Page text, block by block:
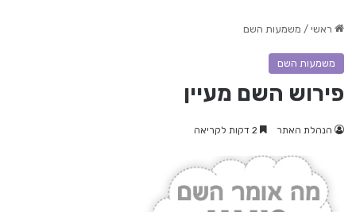
ראשי / משמעות השם
משמעות השם
פירוש השם מעיין
הנהלת האתר